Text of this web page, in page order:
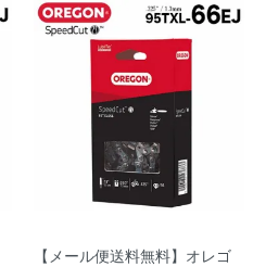
【メール便送料無料】オレゴ